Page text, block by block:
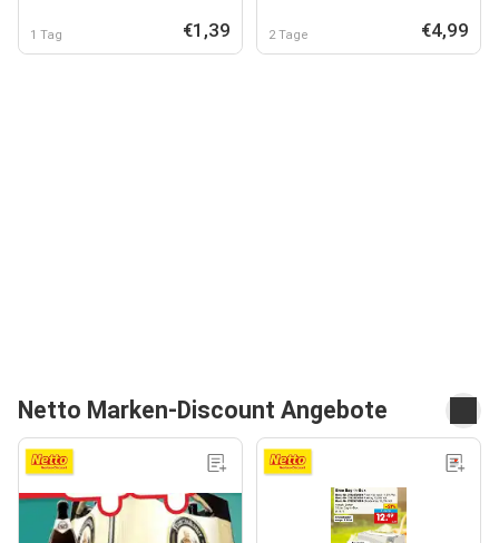
1 Tag €1,39 2 Tage €4,99
Netto Marken-Discount Angebote